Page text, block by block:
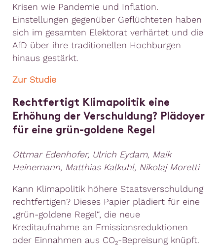
Krisen wie Pandemie und Inflation.
Einstellungen gegenüber Geflüchteten haben
sich im gesamten Elektorat verhärtet und die
AfD über ihre traditionellen Hochburgen
hinaus gestärkt.
Zur Studie
Rechtfertigt Klimapolitik eine
Erhöhung der Verschuldung? Plädoyer
für eine grün-goldene Regel
Ottmar Edenhofer, Ulrich Eydam, Maik
Heinemann, Matthias Kalkuhl, Nikolaj Moretti
Kann Klimapolitik höhere Staatsverschuldung
rechtfertigen? Dieses Papier plädiert für eine
„grün-goldene Regel“, die neue
Kreditaufnahme an Emissionsreduktionen
oder Einnahmen aus CO₂-Bepreisung knüpft.